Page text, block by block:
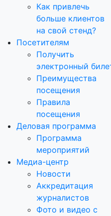
Как привлечь
больше клиентов
на свой стенд?
Посетителям
Получить
электронный
Преимущества
посещения
Правила
посещения
Деловая программа
Программа
мероприятий
Медиа-центр
Новости
Аккредитация
журналистов
Фото и видео с